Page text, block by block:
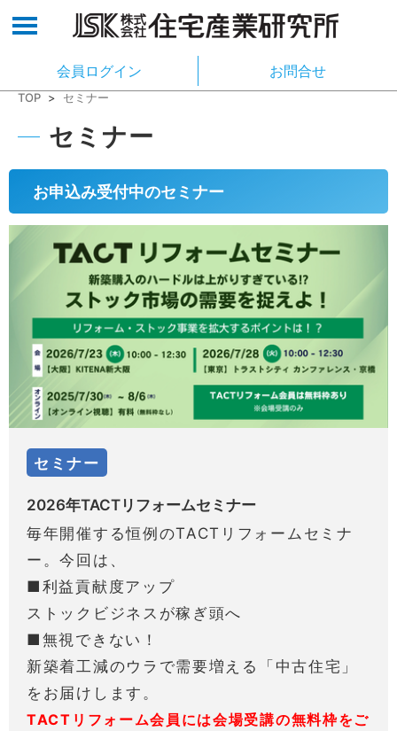
会員ログイン お問合せ
TOP > セミナー
セミナー
お申込み受付中のセミナー
セミナー
2026年TACTリフォームセミナー
毎年開催する恒例のTACTリフォームセミナ
ー。今回は、
■利益貢献度アップ
ストックビジネスが稼ぎ頭へ
■無視できない！
新築着工減のウラで需要増える「中古住宅」
をお届けします。
TACTリフォーム会員には会場受講の無料枠をご